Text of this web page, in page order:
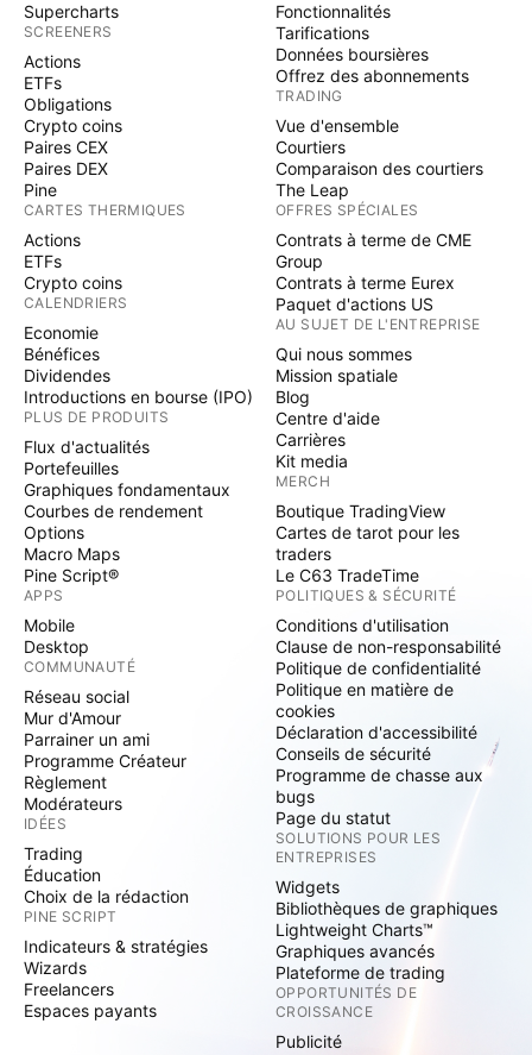
Supercharts
SCREENERS
Actions
ETFs
Obligations
Crypto coins
Paires CEX
Paires DEX
Pine
CARTES THERMIQUES
Actions
ETFs
Crypto coins
CALENDRIERS
Economie
Bénéfices
Dividendes
Introductions en bourse (IPO)
PLUS DE PRODUITS
Flux d'actualités
Portefeuilles
Graphiques fondamentaux
Courbes de rendement
Options
Macro Maps
Pine Script®
APPS
Mobile
Desktop
COMMUNAUTÉ
Réseau social
Mur d'Amour
Parrainer un ami
Programme Créateur
Règlement
Modérateurs
IDÉES
Trading
Éducation
Choix de la rédaction
PINE SCRIPT
Indicateurs & stratégies
Wizards
Freelancers
Espaces payants
Fonctionnalités
Tarifications
Données boursières
Offrez des abonnements
TRADING
Vue d'ensemble
Courtiers
Comparaison des courtiers
The Leap
OFFRES SPÉCIALES
Contrats à terme de CME
Group
Contrats à terme Eurex
Paquet d'actions US
AU SUJET DE L'ENTREPRISE
Qui nous sommes
Mission spatiale
Blog
Centre d'aide
Carrières
Kit media
MERCH
Boutique TradingView
Cartes de tarot pour les
traders
Le C63 TradeTime
POLITIQUES & SÉCURITÉ
Conditions d'utilisation
Clause de non-responsabilité
Politique de confidentialité
Politique en matière de
cookies
Déclaration d'accessibilité
Conseils de sécurité
Programme de chasse aux
bugs
Page du statut
SOLUTIONS POUR LES
ENTREPRISES
Widgets
Bibliothèques de graphiques
Lightweight Charts™
Graphiques avancés
Plateforme de trading
OPPORTUNITÉS DE
CROISSANCE
Publicité